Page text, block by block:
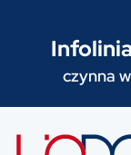
czynna